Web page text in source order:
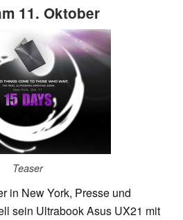
11. Oktober
Teaser
in New York, Presse und
sein Ultrabook Asus UX21 mit